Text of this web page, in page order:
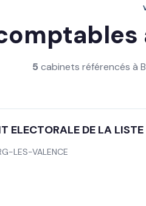
5 cabinets référencés à
ELECTORALE DE LA
LES-VALENCE